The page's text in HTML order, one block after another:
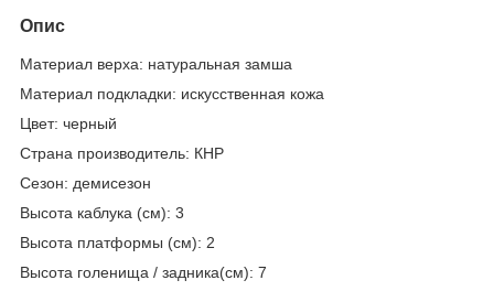
Опис
Материал верха: натуральная замша
Материал подкладки: искусственная кожа
Цвет: черный
Страна производитель: КНР
Сезон: демисезон
Высота каблука (см): 3
Высота платформы (см): 2
Высота голенища / задника(см): 7